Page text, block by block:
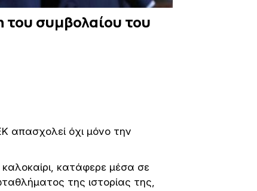
συμβολαίου του
απασχολεί όχι μόνο την
κατάφερε μέσα σε
της ιστορίας της,